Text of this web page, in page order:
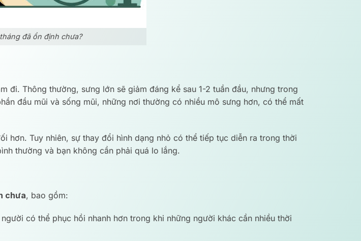
đã ổn định chưa?
đi. Thông thường, sưng lớn sẽ giảm đáng kể sau 1-2 tuần đầu, nhưng trong
đầu mũi và sống mũi, những nơi thường có nhiều mô sưng hơn, có thể mất
hơn. Tuy nhiên, sự thay đổi hình dạng nhỏ có thể tiếp tục diễn ra trong thời
thường và bạn không cần phải quá lo lắng.
chưa, bao gồm:
có thể phục hồi nhanh hơn trong khi những người khác cần nhiều thời